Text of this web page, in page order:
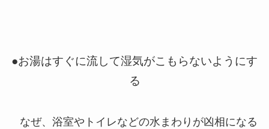
●お湯はすぐに流して湿気がこもらないようにす
る
なぜ、浴室やトイレなどの水まわりが凶相になる